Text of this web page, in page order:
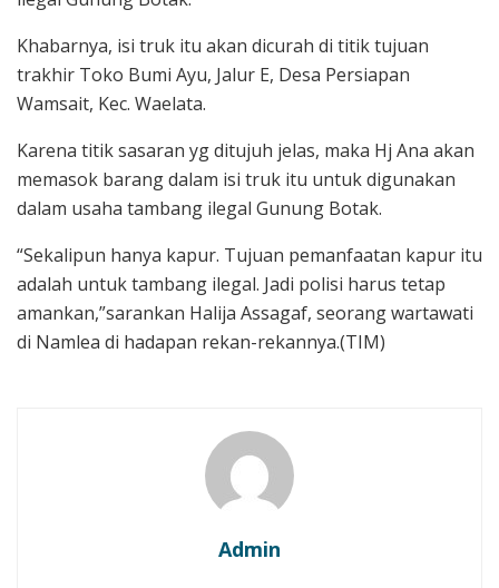
Khabarnya, isi truk itu akan dicurah di titik tujuan
trakhir Toko Bumi Ayu, Jalur E, Desa Persiapan
Wamsait, Kec. Waelata.
Karena titik sasaran yg ditujuh jelas, maka Hj Ana akan
memasok barang dalam isi truk itu untuk digunakan
dalam usaha tambang ilegal Gunung Botak.
“Sekalipun hanya kapur. Tujuan pemanfaatan kapur itu
adalah untuk tambang ilegal. Jadi polisi harus tetap
amankan,”sarankan Halija Assagaf, seorang wartawati
di Namlea di hadapan rekan-rekannya.(TIM)
Admin